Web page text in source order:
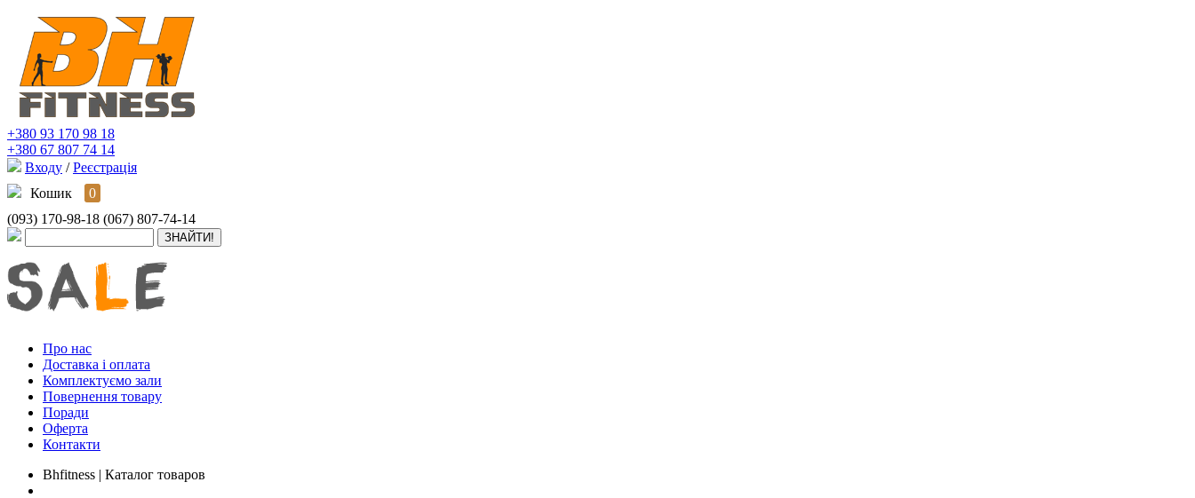
+380 93 170 98 18
+380 67 807 74 14
Входу / Реєстрація
Кошик
0
(093) 170-98-18 (067) 807-74-14
Про нас
Доставка і оплата
Комплектуємо зали
Повернення товару
Поради
Оферта
Контакти
Bhfitness | Каталог товаров